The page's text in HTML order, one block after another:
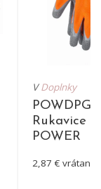
VDoplnky
Rukavice
POWER
2,87 € vrátane